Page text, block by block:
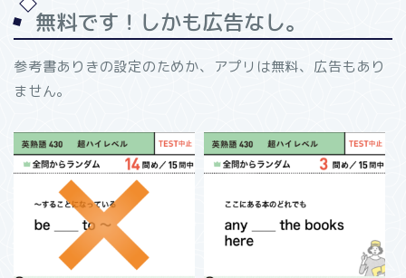
無料です！しかも広告なし。
参考書ありきの設定のためか、アプリは無料、広告もあり
ません。